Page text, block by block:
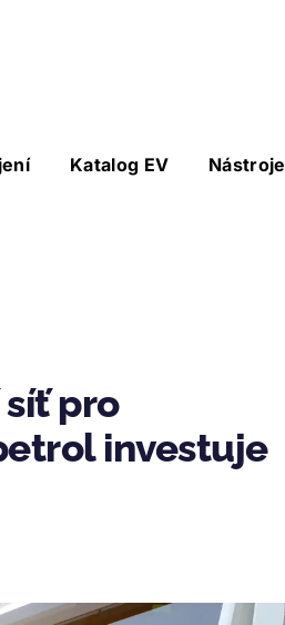
Katalog EV Nástroje
pro
investuje